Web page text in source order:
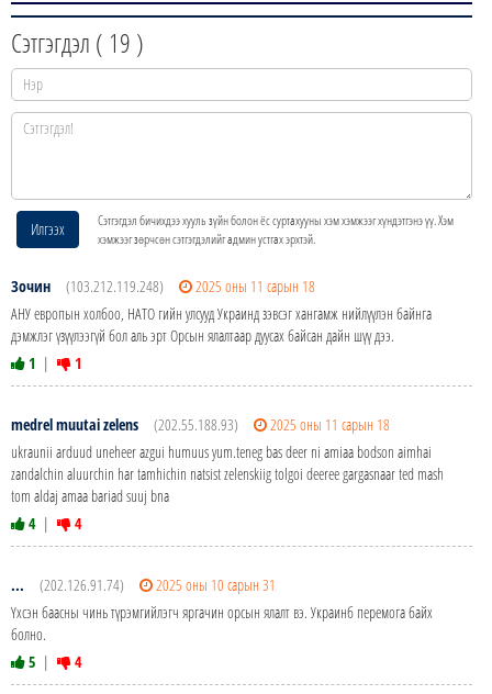
Сэтгэгдэл ( 19 )
Илгээх
Сэтгэгдэл бичихдээ хууль зүйн болон ёс суртахууны хэм хэмжээг хүндэтгэнэ үү. Хэм
хэмжээг зөрчсөн сэтгэгдэлийг админ устгах эрхтэй.
Зочин (103.212.119.248)
2025 оны 11 сарын 18
АНУ европын холбоо, НАТО гийн улсууд Украинд зэвсэг хангамж нийлүүлэн байнга
дэмжлэг үзүүлээгүй бол аль эрт Орсын ялалтаар дуусах байсан дайн шүү дээ.
1 | 1
medrel muutai zelens (202.55.188.93)
2025 оны 11 сарын 18
ukraunii arduud uneheer azgui humuus yum.teneg bas deer ni amiaa bodson aimhai
zandalchin aluurchin har tamhichin natsist zelenskiig tolgoi deeree gargasnaar ted mash
tom aldaj amaa bariad suuj bna
4 | 4
... (202.126.91.74)
2025 оны 10 сарын 31
Үхсэн баасны чинь түрэмгийлэгч яргачин орсын ялалт вэ. Украинб перемога байх
болно.
5 | 4